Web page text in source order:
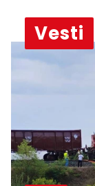
Vesti